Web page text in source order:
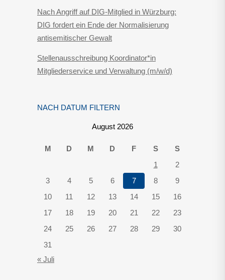
Nach Angriff auf DIG-Mitglied in Würzburg:
DIG fordert ein Ende der Normalisierung
antisemitischer Gewalt
Stellenausschreibung Koordinator*in
Mitgliederservice und Verwaltung (m/w/d)
NACH DATUM FILTERN
August 2026
M D M D F S
S
1
2
3
4 5 6 7 8
9
10
11 12 13 14 15
16
17
18 19 20 21 22
23
24
25 26 27 28 29
30
31
« Juli